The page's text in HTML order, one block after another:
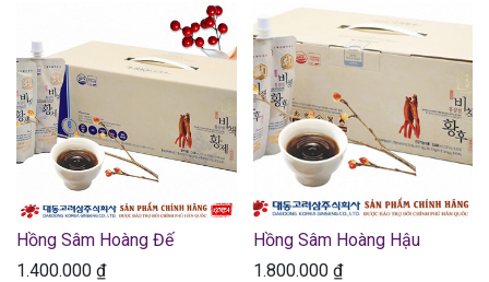
Hồng Sâm Hoàng Đế
1.400.000 ₫
Hồng Sâm Hoàng Hậu
1.800.000₫